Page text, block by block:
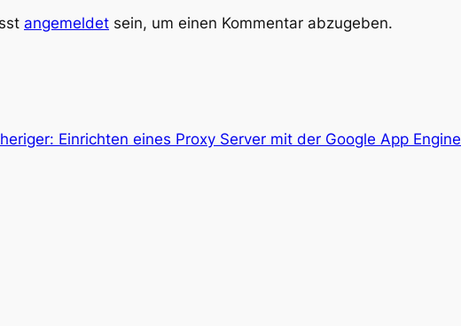
angemeldet sein, um einen Kommentar abzugeben.
Einrichten eines Proxy Server mit der Google App Engine